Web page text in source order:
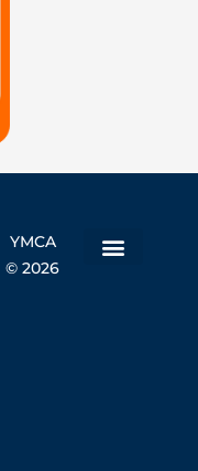
YMCA
© 2026